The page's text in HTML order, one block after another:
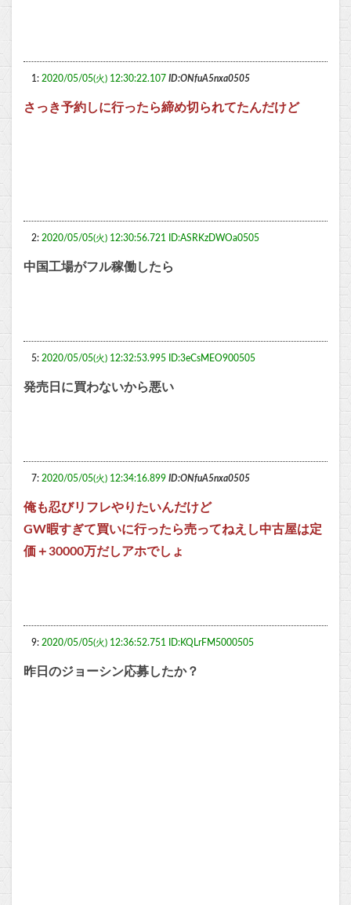
1: 2020/05/05(火) 12:30:22.107 ID:ONfuA5nxa0505
さっき予約しに行ったら締め切られてたんだけど
2: 2020/05/05(火) 12:30:56.721 ID:ASRKzDWOa0505
中国工場がフル稼働したら
5: 2020/05/05(火) 12:32:53.995 ID:3eCsMEO900505
発売日に買わないから悪い
7: 2020/05/05(火) 12:34:16.899 ID:ONfuA5nxa0505
俺も忍びリフレやりたいんだけど
GW暇すぎて買いに行ったら売ってねえし中古屋は定
価＋30000万だしアホでしょ
9: 2020/05/05(火) 12:36:52.751 ID:KQLrFM5000505
昨日のジョーシン応募したか？